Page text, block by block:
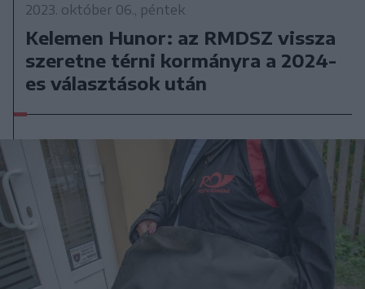
2023. október 06., péntek
Kelemen Hunor: az RMDSZ vissza
szeretne térni kormányra a 2024-
es választások után